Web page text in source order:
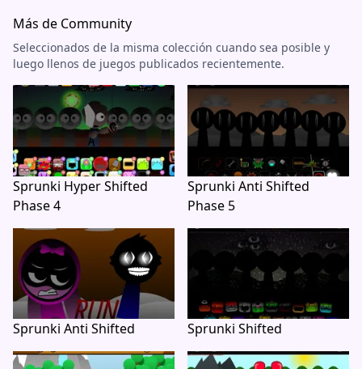
Más de Community
Seleccionados de la misma colección cuando sea posible y
luego llenos de juegos publicados recientemente.
Sprunki Hyper Shifted
Phase 4
Sprunki Anti Shifted
Phase 5
Sprunki Anti Shifted Sprunki Shifted